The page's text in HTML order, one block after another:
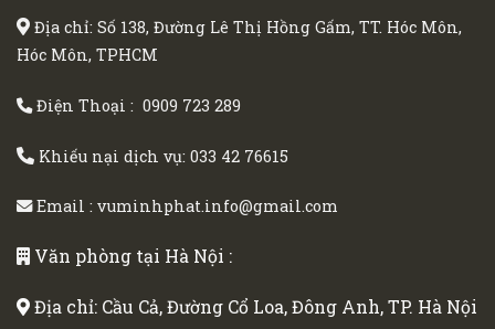
Địa chỉ: Số 138, Đường Lê Thị Hồng Gấm, TT. Hóc Môn,
Hóc Môn, TPHCM
Điện Thoại : 0909 723 289
Khiếu nại dịch vụ: 033 42 76615
Email : vuminhphat.info@gmail.com
Văn phòng tại Hà Nội :
Địa chỉ: Cầu Cả, Đường Cổ Loa, Đông Anh, TP. Hà Nội